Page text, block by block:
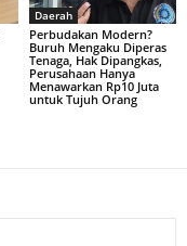
Daerah
Perbudakan Modern?
Buruh Mengaku Diperas
Tenaga, Hak Dipangkas,
Perusahaan Hanya
Menawarkan Rp10 Juta
untuk Tujuh Orang